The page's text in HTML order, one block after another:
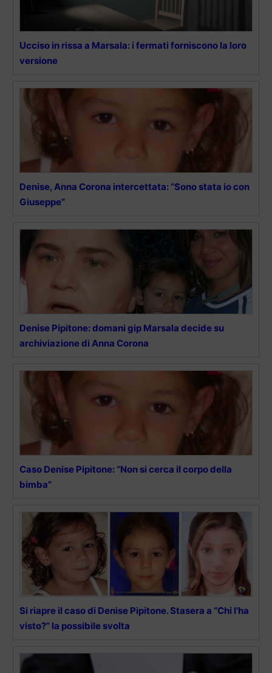
Ucciso in rissa a Marsala: i fermati forniscono la loro
versione
Denise, Anna Corona intercettata: “Sono stata io con
Giuseppe”
Denise Pipitone: domani gip Marsala decide su
archiviazione di Anna Corona
Caso Denise Pipitone: “Non si cerca il corpo della
bimba”
Si riapre il caso di Denise Pipitone. Stasera a “Chi l’ha
visto?” la possibile svolta